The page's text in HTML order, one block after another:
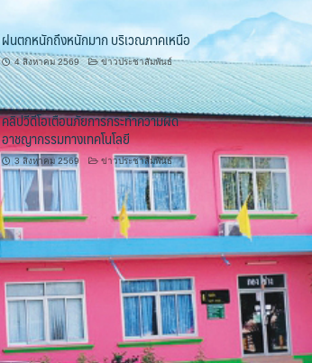
ฝนตกหนักถึงหนักมาก บริเวณภาคเหนือ
4 สิงหาคม 2569 ข่าวประชาสัมพันธ์
คลิปวีดีโอเตือนภัยการกระทำความผิด
อาชญากรรมทางเทคโนโลยี
3 สิงหาคม 2569 ข่าวประชาสัมพันธ์